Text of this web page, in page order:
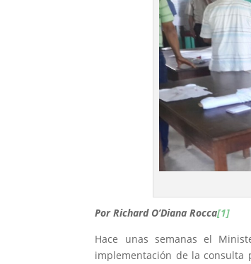
Por Richard O’Diana Rocca[1]
Hace unas semanas el
implementación de la consulta